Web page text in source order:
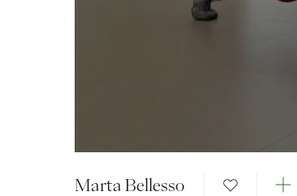
Marta Bellesso